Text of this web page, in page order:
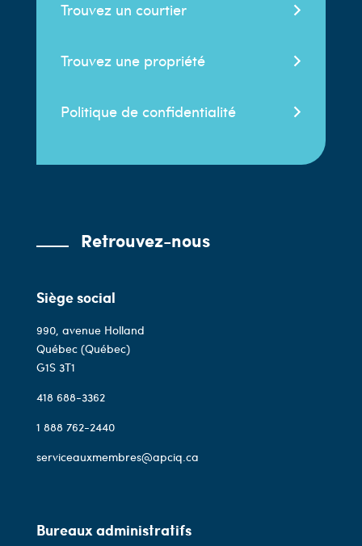
Trouvez un courtier
Trouvez une propriété
Politique de confidentialité
Retrouvez-nous
Siège social
990, avenue Holland
Québec (Québec)
G1S 3T1
418 688-3362
1 888 762-2440
serviceauxmembres@apciq.ca
Bureaux administratifs